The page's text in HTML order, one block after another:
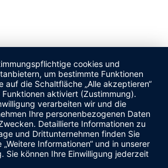
cookies und
um bestimmte Funktionen
auf die Schaltfläche „Alle akzeptieren“
aktiviert (Zustimmung).
verarbeiten wir und die
Ihre personenbezogenen Daten
Detaillierte Informationen zu
und Drittunternehmen finden Sie
Informationen“ und in unserer
Sie können Ihre Einwilligung jederzeit